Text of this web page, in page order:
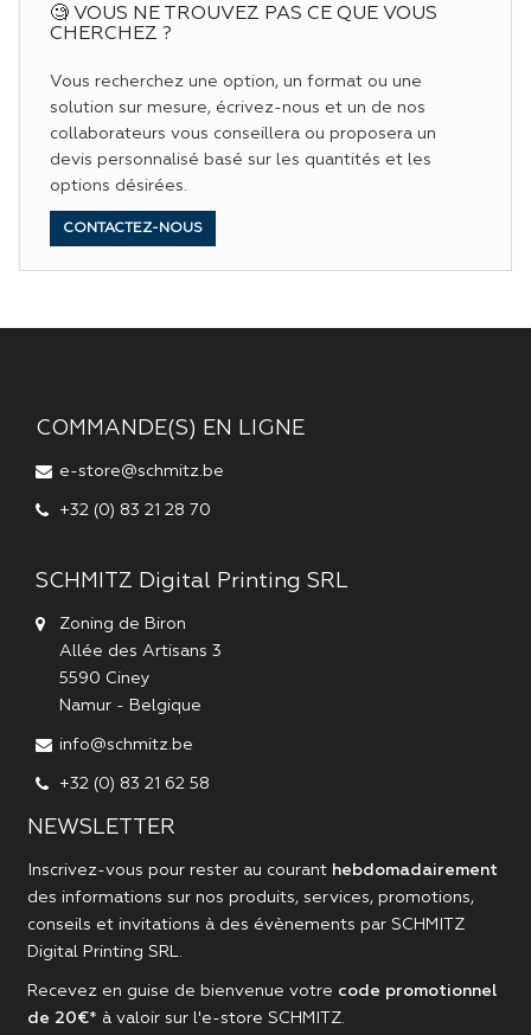
🧐 VOUS NE TROUVEZ PAS CE QUE VOUS
CHERCHEZ ?
Vous recherchez une option, un format ou une
solution sur mesure, écrivez-nous et un de nos
collaborateurs vous conseillera ou proposera un
devis personnalisé basé sur les quantités et les
options désirées.
CONTACTEZ-NOUS
COMMANDE(S) EN LIGNE
e-store@schmitz.be
+32 (0) 83 21 28 70
SCHMITZ Digital Printing SRL
Zoning de Biron
Allée des Artisans 3
5590 Ciney
Namur - Belgique
info@schmitz.be
+32 (0) 83 21 62 58
NEWSLETTER
Inscrivez-vous pour rester au courant hebdomadairement
des informations sur nos produits, services, promotions,
conseils et invitations à des évènements par SCHMITZ
Digital Printing SRL.
Recevez en guise de bienvenue votre code promotionnel
de 20€* à valoir sur l'e-store SCHMITZ.